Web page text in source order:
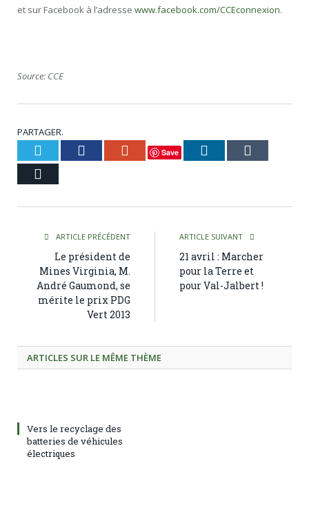
et sur Facebook à l’adresse www.facebook.com/CCEconnexion.
Source: CCE
PARTAGER.
Twitter Facebook Google+
Save LinkedIn
ARTICLE PRÉCÉDENT
Le président de
Mines Virginia, M.
André Gaumond, se
mérite le prix PDG
Vert 2013
ARTICLE SUIVANT
21 avril : Marcher
pour la Terre et
pour Val-Jalbert !
ARTICLES SUR LE MÊME THÈME
Vers le recyclage des
batteries de véhicules
électriques